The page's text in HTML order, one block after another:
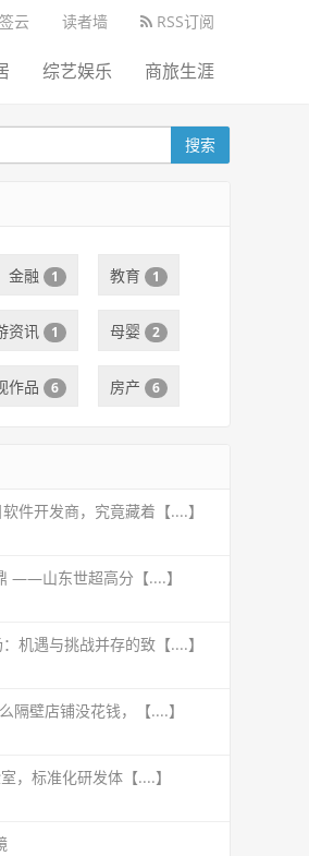
云 读者墙 RSS订阅
综艺娱乐 商旅生涯
搜索
金融 1 教育 1
资讯 1 母婴 2
作品 6 房产 6
件开发商，究竟藏着【....】
——山东世超高分【....】
机遇与挑战并存的致【....】
隔壁店铺没花钱，【....】
，标准化研发体【....】